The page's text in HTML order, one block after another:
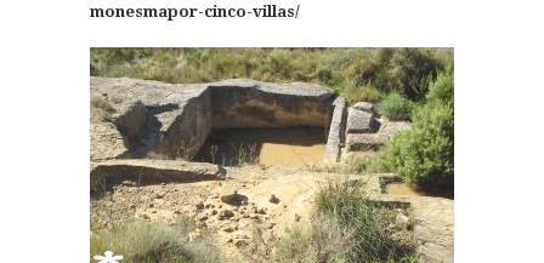
monesmapor-cinco-villas/